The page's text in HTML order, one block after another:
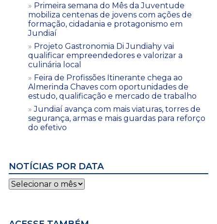
Primeira semana do Mês da Juventude
mobiliza centenas de jovens com ações de
formação, cidadania e protagonismo em
Jundiaí
Projeto Gastronomia Di Jundiahy vai
qualificar empreendedores e valorizar a
culinária local
Feira de Profissões Itinerante chega ao
Almerinda Chaves com oportunidades de
estudo, qualificação e mercado de trabalho
Jundiaí avança com mais viaturas, torres de
segurança, armas e mais guardas para reforço
do efetivo
NOTÍCIAS POR DATA
Notícias
por